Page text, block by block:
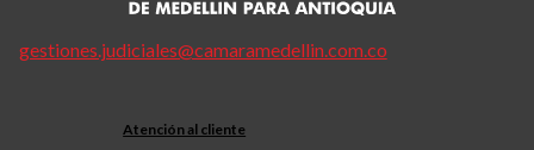
gestiones.judiciales@camaramedellin.com.co
Atención al cliente